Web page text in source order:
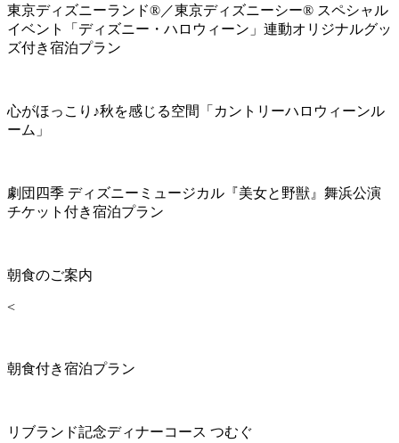
東京ディズニーランド®／東京ディズニーシー® スペシャル
イベント「ディズニー・ハロウィーン」連動オリジナルグッ
ズ付き宿泊プラン
心がほっこり♪秋を感じる空間「カントリーハロウィーンル
ーム」
劇団四季 ディズニーミュージカル『美女と野獣』舞浜公演
チケット付き宿泊プラン
朝食のご案内
<
朝食付き宿泊プラン
リブランド記念ディナーコース つむぐ